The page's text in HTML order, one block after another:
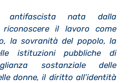
antifascista nata dalla
il lavoro come
la sovranità del popolo, la
istituzioni pubbliche di
sostanziale delle
donne, il diritto all’identità